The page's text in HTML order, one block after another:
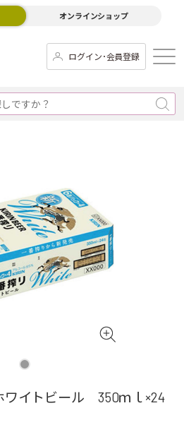
オンラインショップ
ログイン･会員登録
イトビール 350ｍｌ×24